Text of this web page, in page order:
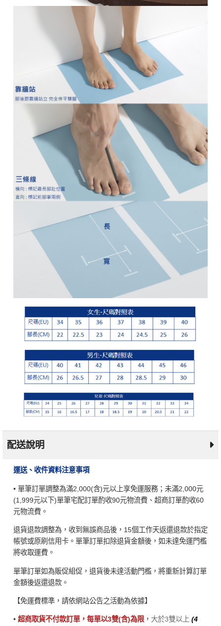
配送說明
運送、收件資料注意事項
• 單筆訂單調整為滿2,000(含)元以上享免運服務；未滿2,000元
(1,999元以下)單筆宅配訂單酌收90元物流費、超商訂單酌收60
元物流費。
退貨退款調整為，收到無誤商品後，15個工作天返還退款於指定
帳號或原刷信用卡。單筆訂單扣除退貨金額後，如未達免運門檻
將收取運費。
單筆訂單如為販促組促，退貨後未達活動門檻，將重新計算訂單
金額後返還退款。
【免運費標準，請依網站公告之活動為依據】
• 超商取貨不付款訂單，每單以3雙(含)為限， 大於3雙以上 (4